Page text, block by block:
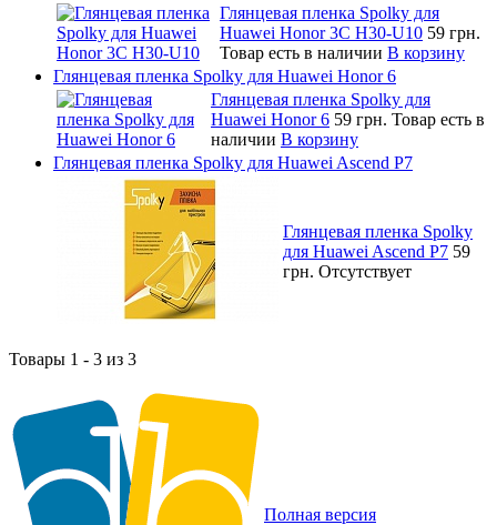
Глянцевая пленка Spolky для
Huawei Honor 3C H30-U10 59 грн.
Товар есть в наличии В корзину
Глянцевая пленка Spolky для Huawei Honor 6
Глянцевая пленка Spolky для
Huawei Honor 6 59 грн. Товар есть в
наличии В корзину
Глянцевая пленка Spolky для Huawei Ascend P7
Глянцевая пленка Spolky
для Huawei Ascend P7 59
грн. Отсутствует
Товары 1 - 3 из 3
Полная версия